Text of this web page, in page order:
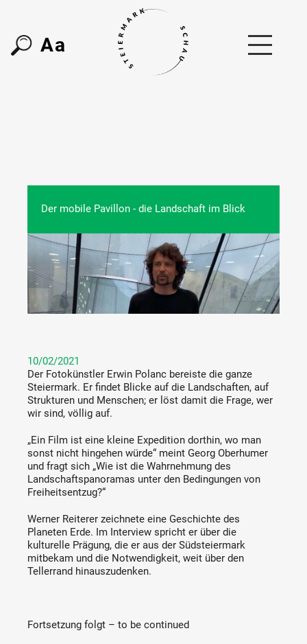
Aa
Der mobile Pavillon - die Landschaft im Blick
10/02/2021
Der Fotokünstler Erwin Polanc bereiste die ganze
Steiermark. Er findet Blicke auf die Landschaften, auf
Strukturen und Menschen; er löst damit die Frage, wer
wir sind, völlig auf.
„Ein Film ist eine kleine Expedition dorthin, wo man
sonst nicht hingehen würde“ meint Georg Oberhumer
und fragt sich „Wie ist die Wahrnehmung des
Landschaftspanoramas unter den Bedingungen von
Freiheitsentzug?“
Werner Reiterer zeichnete eine Geschichte des
Planeten Erde. Im Interview spricht er über die
kulturelle Prägung, die er aus der Südsteiermark
mitbekam und die Notwendigkeit, weit über den
Tellerrand hinauszudenken.
Fortsetzung folgt – to be continued